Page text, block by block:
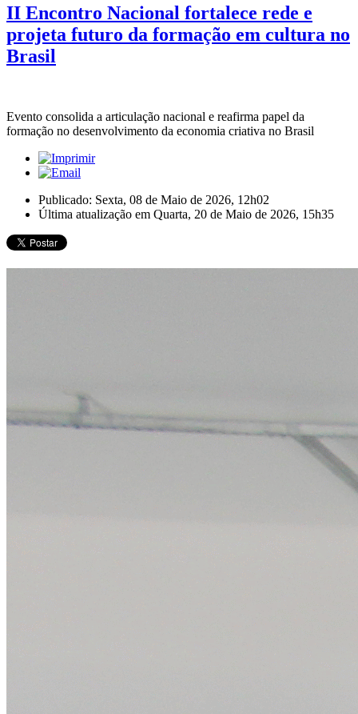
II Encontro Nacional fortalece rede e
projeta futuro da formação em cultura no
Brasil
Evento consolida a articulação nacional e reafirma papel da
formação no desenvolvimento da economia criativa no Brasil
Publicado: Sexta, 08 de Maio de 2026, 12h02
Última atualização em Quarta, 20 de Maio de 2026, 15h35